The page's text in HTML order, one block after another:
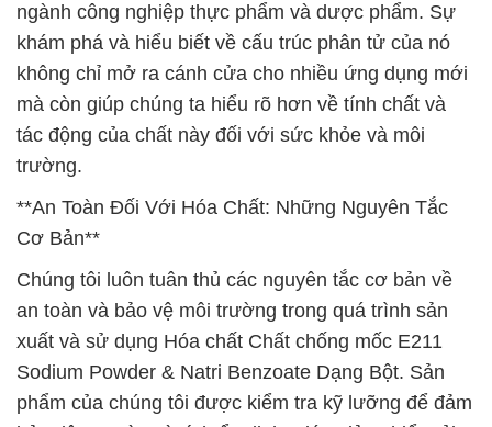
ngành công nghiệp thực phẩm và dược phẩm. Sự
khám phá và hiểu biết về cấu trúc phân tử của nó
không chỉ mở ra cánh cửa cho nhiều ứng dụng mới
mà còn giúp chúng ta hiểu rõ hơn về tính chất và
tác động của chất này đối với sức khỏe và môi
trường.
**An Toàn Đối Với Hóa Chất: Những Nguyên Tắc
Cơ Bản**
Chúng tôi luôn tuân thủ các nguyên tắc cơ bản về
an toàn và bảo vệ môi trường trong quá trình sản
xuất và sử dụng Hóa chất Chất chống mốc E211
Sodium Powder & Natri Benzoate Dạng Bột. Sản
phẩm của chúng tôi được kiểm tra kỹ lưỡng để đảm